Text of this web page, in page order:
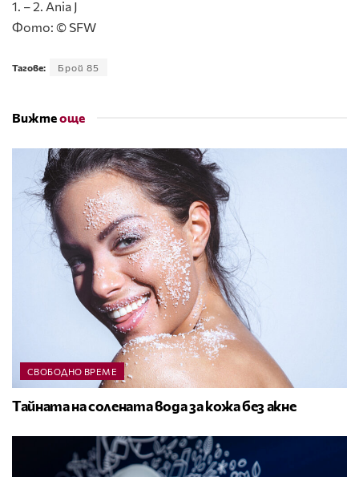
1. – 2. Ania J
Фото: © SFW
Тагове: Брой 85
Вижтеоще
СВОБОДНО ВРЕМЕ
Тайната на солената вода за кожа без акне